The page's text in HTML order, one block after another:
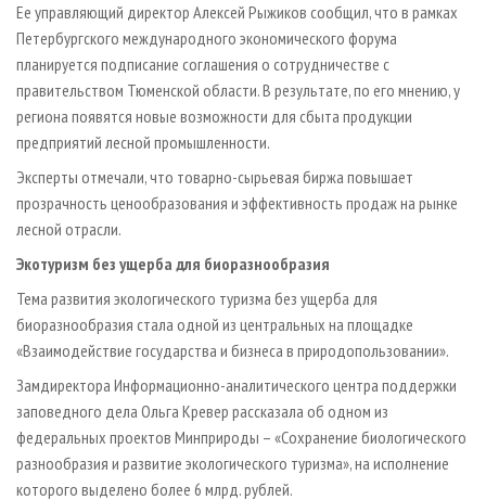
Ее управляющий директор Алексей Рыжиков сообщил, что в рамках
Петербургского международного экономического форума
планируется подписание соглашения о сотрудничестве с
правительством Тюменской области. В результате, по его мнению, у
региона появятся новые возможности для сбыта продукции
предприятий лесной промышленности.
Эксперты отмечали, что товарно-сырьевая биржа повышает
прозрачность ценообразования и эффективность продаж на рынке
лесной отрасли.
Экотуризм без ущерба для биоразнообразия
Тема развития экологического туризма без ущерба для
биоразнообразия стала одной из центральных на площадке
«Взаимодействие государства и бизнеса в природопользовании».
Замдиректора Информационно-аналитического центра поддержки
заповедного дела Ольга Кревер рассказала об одном из
федеральных проектов Минприроды – «Сохранение биологического
разнообразия и развитие экологического туризма», на исполнение
которого выделено более 6 млрд. рублей.